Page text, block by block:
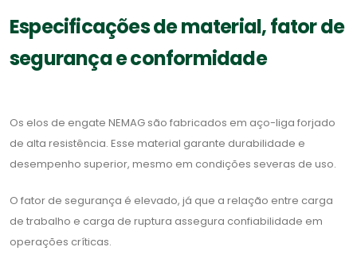
Especificações de material, fator de
segurança e conformidade
Os elos de engate NEMAG são fabricados em aço-liga forjado
de alta resistência. Esse material garante durabilidade e
desempenho superior, mesmo em condições severas de uso.
O fator de segurança é elevado, já que a relação entre carga
de trabalho e carga de ruptura assegura confiabilidade em
operações críticas.